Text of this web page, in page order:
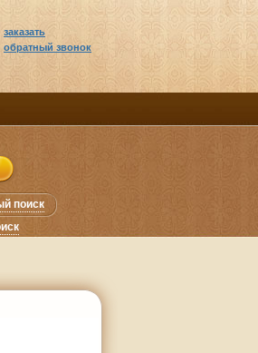
заказать
обратный звонок
поиск